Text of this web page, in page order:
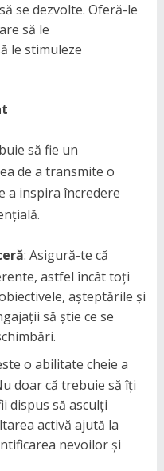
se dezvolte. Oferă-le
să le
le stimuleze
să fie un
de a transmite o
a inspira încredere
: Asigură-te că
astfel încât toți
așteptările și
să știe ce se
o abilitate cheie a
doar că trebuie să îți
dispus să asculți
activă ajută la
nevoilor și